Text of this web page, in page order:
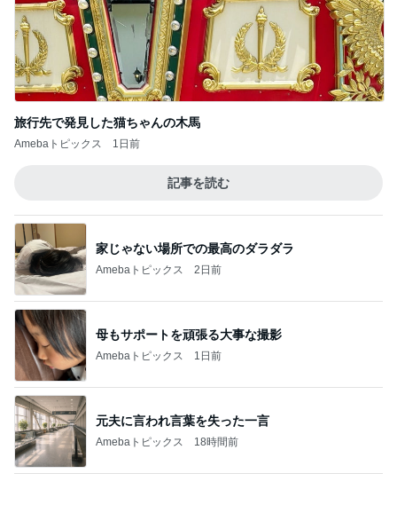
旅行先で発見した猫ちゃんの木馬
Amebaトピックス 1日前
記事を読む
家じゃない場所での最高のダラダラ
Amebaトピックス 2日前
母もサポートを頑張る大事な撮影
Amebaトピックス 1日前
元夫に言われ言葉を失った一言
Amebaトピックス 18時間前